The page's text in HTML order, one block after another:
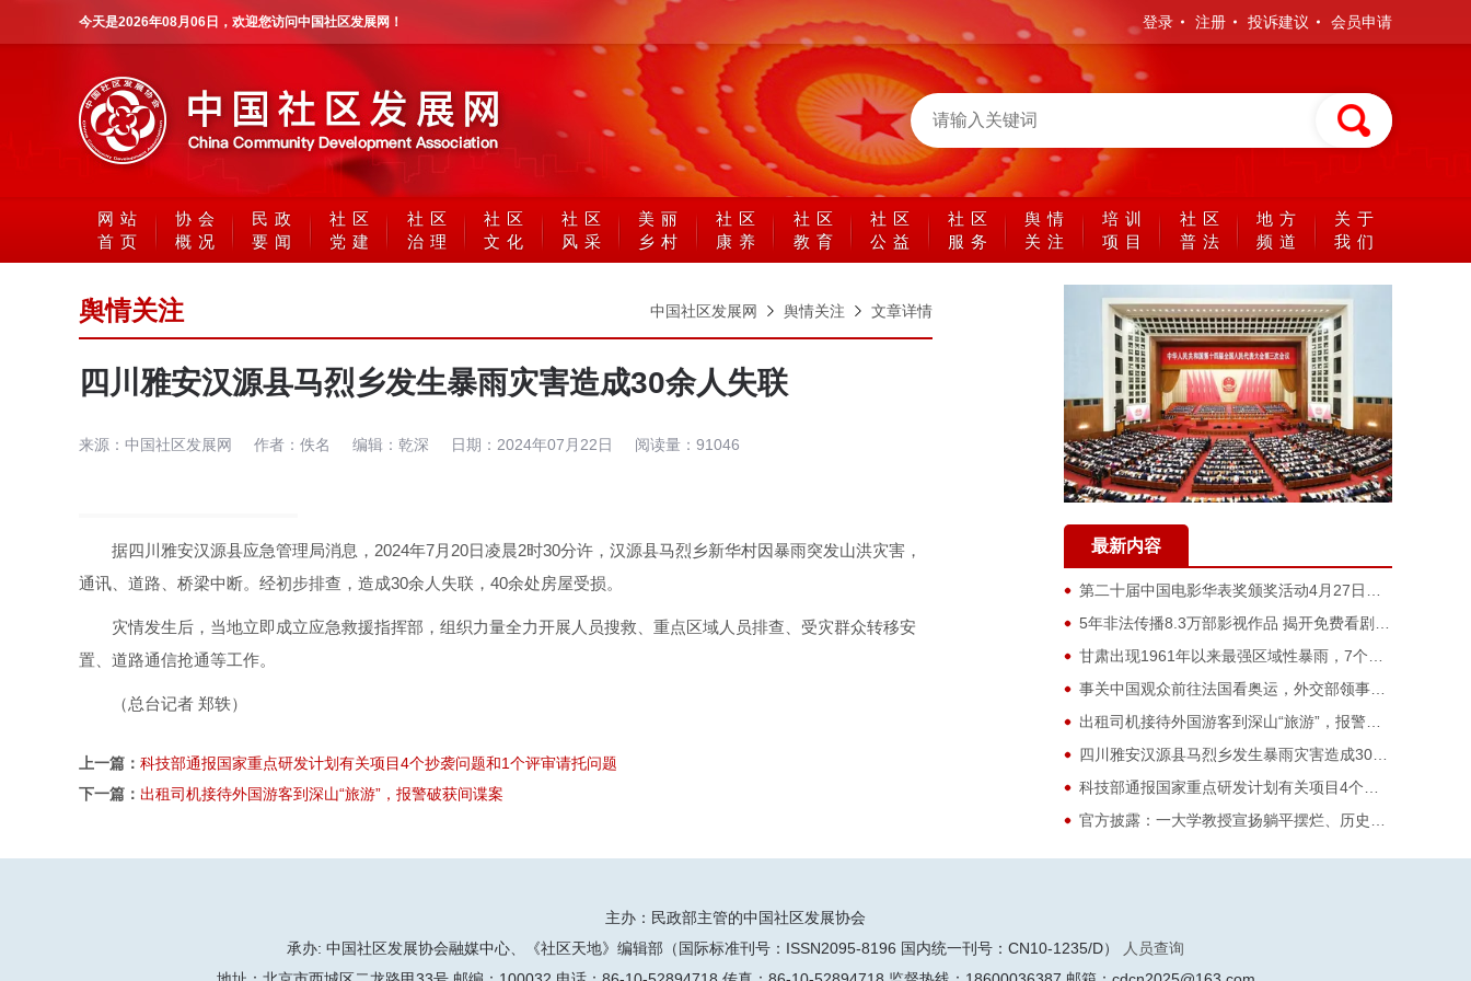
今天是2026年08月06日 ，欢迎您访问中国社区发展网！ 登录 注册 投诉建议 会员申请
网站
首页
协会
概况
民政
要闻
社区
党建
社区
治理
社区
文化
社区
风采
美丽
乡村
社区
康养
社区
教育
社区
公益
社区
服务
舆情
关注
培训
项目
社区
普法
地方
频道
关于
我们
舆情关注 中国社区发展网 舆情关注 文章详情
四川雅安汉源县马烈乡发生暴雨灾害造成30余人失联
来源： 中国社区发展网 作者： 佚名 编辑： 乾深 日期： 2024年07月22日 阅读量： 91046
据四川雅安汉源县应急管理局消息，2024年7月20日凌晨2时30分许，汉源县马烈乡新华村因暴雨突发山洪灾害，
通讯、道路、桥梁中断。经初步排查，造成30余人失联，40余处房屋受损。
灾情发生后，当地立即成立应急救援指挥部，组织力量全力开展人员搜救、重点区域人员排查、受灾群众转移安
置、道路通信抢通等工作。
（总台记者 郑轶）
上一篇： 科技部通报国家重点研发计划有关项目4个抄袭问题和1个评审请托问题
下一篇： 出租司机接待外国游客到深山“旅游”，报警破获间谍案
最新内容
第二十届中国电影华表奖颁奖活动4月27日在青岛西海岸新区举行
5年非法传播8.3万部影视作品 揭开免费看剧“真相”
甘肃出现1961年以来最强区域性暴雨，7个市州超19万人受灾
事关中国观众前往法国看奥运，外交部领事保护中心发布提醒
出租司机接待外国游客到深山“旅游”，报警破获间谍案
四川雅安汉源县马烈乡发生暴雨灾害造成30余人失联
科技部通报国家重点研发计划有关项目4个抄袭问题和1个评审请托问题
官方披露：一大学教授宣扬躺平摆烂、历史虚无主义等被巡视指出
主办：民政部主管的中国社区发展协会
承办: 中国社区发展协会融媒中心、《社区天地》编辑部（国际标准刊号：ISSN2095-8196 国内统一刊号：CN10-1235/D）
人员查询